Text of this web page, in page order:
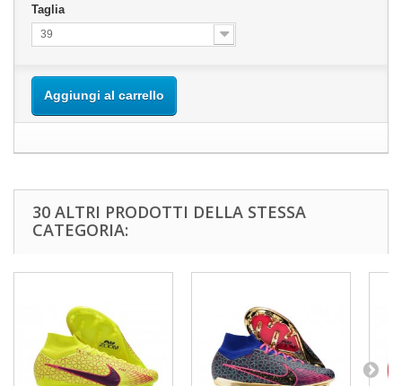
Taglia
39
Aggiungi al carrello
30 ALTRI PRODOTTI DELLA STESSA
CATEGORIA: